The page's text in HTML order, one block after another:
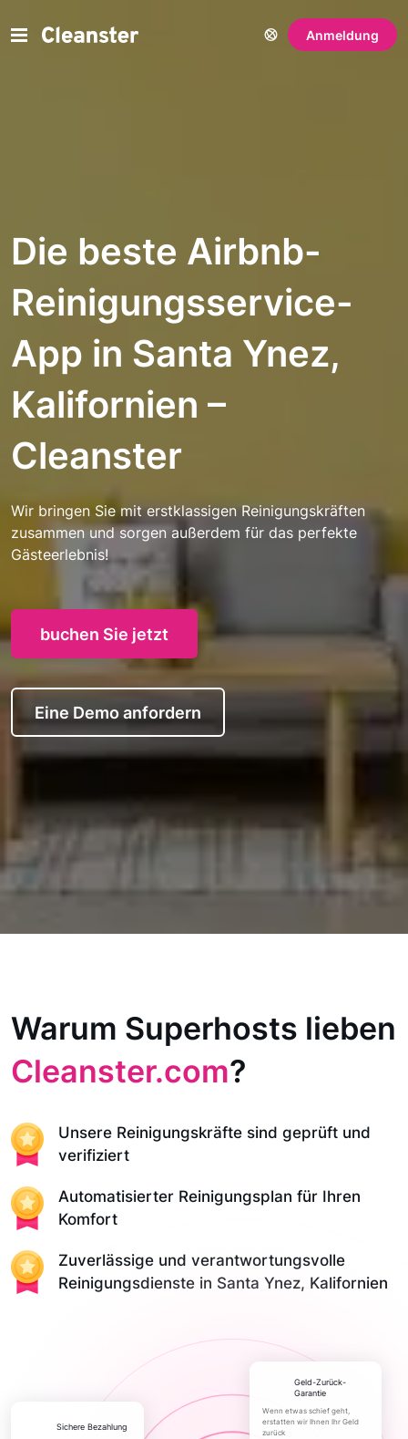
Anmeldung
Die beste Airbnb-
Reinigungsservice-
App in Santa Ynez,
Kalifornien –
Cleanster
Wir bringen Sie mit erstklassigen Reinigungskräften
zusammen und sorgen außerdem für das perfekte
Gästeerlebnis!
buchen Sie jetzt
Eine Demo anfordern
Warum Superhosts lieben
Cleanster.com?
Unsere Reinigungskräfte sind geprüft und
verifiziert
Automatisierter Reinigungsplan für Ihren
Komfort
Zuverlässige und verantwortungsvolle
Reinigungsdienste in Santa Ynez, Kalifornien
Sichere Bezahlung
Geld-Zurück-
Garantie
Wenn etwas schief geht,
erstatten wir Ihnen Ihr Geld
zurück